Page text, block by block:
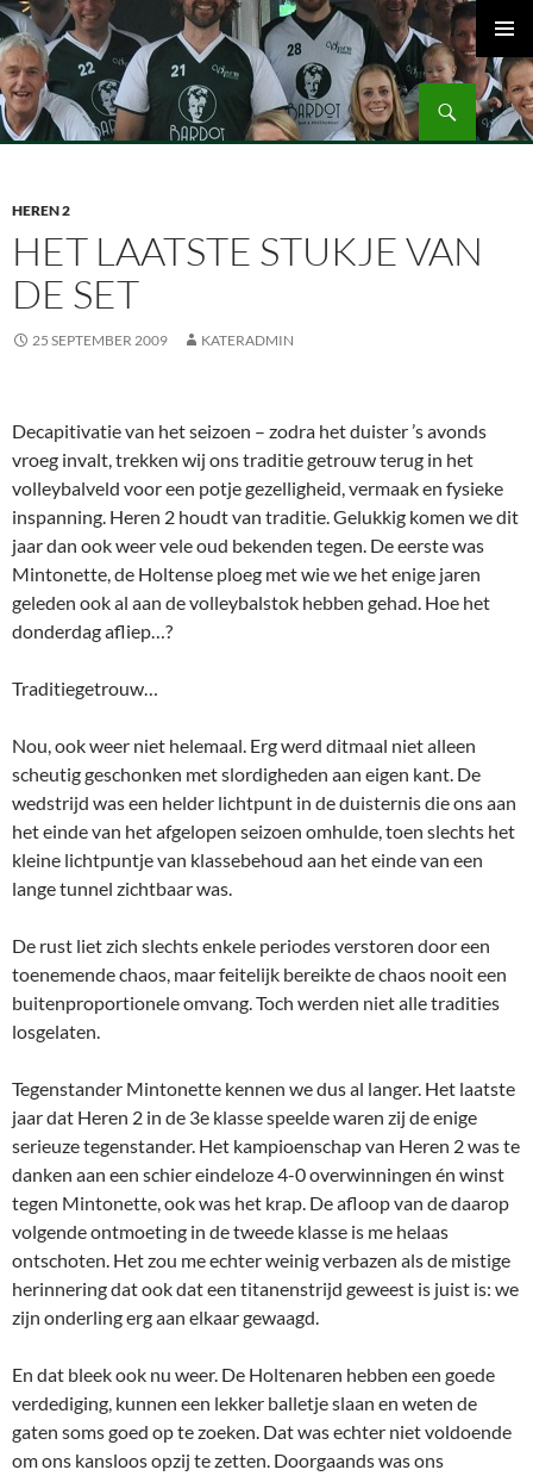
Ga
naar
de
inhoud
Volleybalvereniging Vips Bardot
Zoeken
MENU
HEREN 2
HET LAATSTE STUKJE VAN
DE SET
25 SEPTEMBER 2009 KATERADMIN
Decapitivatie van het seizoen – zodra het duister ’s avonds
vroeg invalt, trekken wij ons traditie getrouw terug in het
volleybalveld voor een potje gezelligheid, vermaak en fysieke
inspanning. Heren 2 houdt van traditie. Gelukkig komen we dit
jaar dan ook weer vele oud bekenden tegen. De eerste was
Mintonette, de Holtense ploeg met wie we het enige jaren
geleden ook al aan de volleybalstok hebben gehad. Hoe het
donderdag afliep…?
Traditiegetrouw…
Nou, ook weer niet helemaal. Erg werd ditmaal niet alleen
scheutig geschonken met slordigheden aan eigen kant. De
wedstrijd was een helder lichtpunt in de duisternis die ons aan
het einde van het afgelopen seizoen omhulde, toen slechts het
kleine lichtpuntje van klassebehoud aan het einde van een
lange tunnel zichtbaar was.
De rust liet zich slechts enkele periodes verstoren door een
toenemende chaos, maar feitelijk bereikte de chaos nooit een
buitenproportionele omvang. Toch werden niet alle tradities
losgelaten.
Tegenstander Mintonette kennen we dus al langer. Het laatste
jaar dat Heren 2 in de 3e klasse speelde waren zij de enige
serieuze tegenstander. Het kampioenschap van Heren 2 was te
danken aan een schier eindeloze 4-0 overwinningen én winst
tegen Mintonette, ook was het krap. De afloop van de daarop
volgende ontmoeting in de tweede klasse is me helaas
ontschoten. Het zou me echter weinig verbazen als de mistige
herinnering dat ook dat een titanenstrijd geweest is juist is: we
zijn onderling erg aan elkaar gewaagd.
En dat bleek ook nu weer. De Holtenaren hebben een goede
verdediging, kunnen een lekker balletje slaan en weten de
gaten soms goed op te zoeken. Dat was echter niet voldoende
om ons kansloos opzij te zetten. Doorgaands was ons